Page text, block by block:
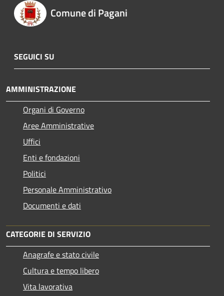
Comune di Pagani
SEGUICI SU
AMMINISTRAZIONE
Organi di Governo
Aree Amministrative
Uffici
Enti e fondazioni
Politici
Personale Amministrativo
Documenti e dati
CATEGORIE DI SERVIZIO
Anagrafe e stato civile
Cultura e tempo libero
Vita lavorativa